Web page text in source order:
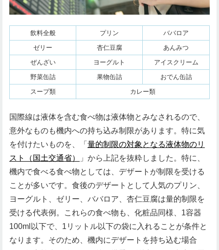
飲料全般 プリン
ババロア
ゼリー
杏仁豆腐
あんみつ
ぜんざい
ヨーグルト
アイスクリーム
野菜缶詰
果物缶詰
おでん缶詰
スープ類
カレー類
国際線は液体を含む食べ物は液体物とみなされるので、
意外なものも機内への持ち込み制限があります。特に気
を付けたいものを、「 量的制限の対象となる液体物のリ
スト（国土交通省）
」から上記を抜粋しました。特に、
機内で食べる食べ物としては、デザートが制限を受ける
ことが多いです。食後のデザートとして人気のプリン、
ヨーグルト、ゼリー、ババロア、杏仁豆腐は量的制限を
受ける代表例。これらの食べ物も、化粧品同様、1容器
100ml以下で、1リットル以下の袋に入れることが条件と
なります。そのため、機内にデザートを持ち込む場合